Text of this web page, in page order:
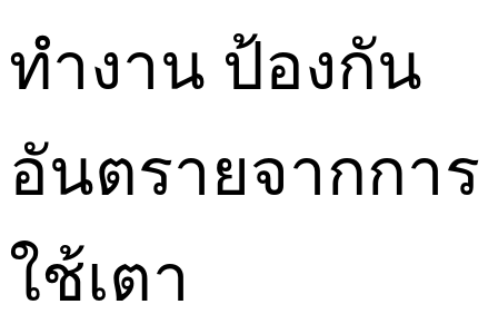
ทำงาน ป้องกัน
อันตรายจากการ
ใช้เตา